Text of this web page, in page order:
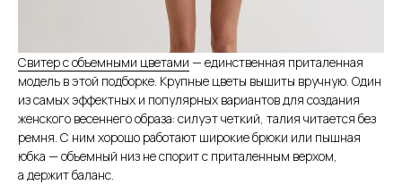
Свитер с объемными цветами — единственная приталенная
модель в этой подборке. Крупные цветы вышиты вручную. Один
из самых эффектных и популярных вариантов для создания
женского весеннего образа: силуэт четкий, талия читается без
ремня. С ним хорошо работают широкие брюки или пышная
юбка — объемный низ не спорит с приталенным верхом,
а держит баланс.